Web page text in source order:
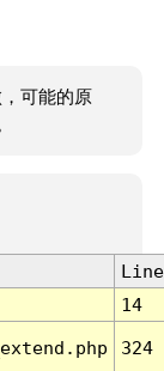
可能的原
Line
14
324